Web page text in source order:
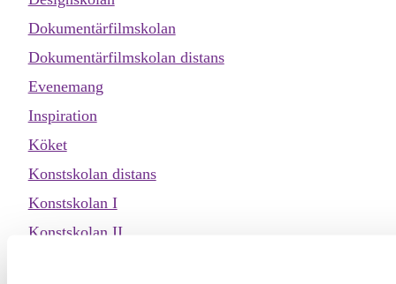
Dokumentärfilmskolan
Dokumentärfilmskolan distans
Evenemang
Inspiration
Köket
Konstskolan distans
Konstskolan I
Konstskolan II